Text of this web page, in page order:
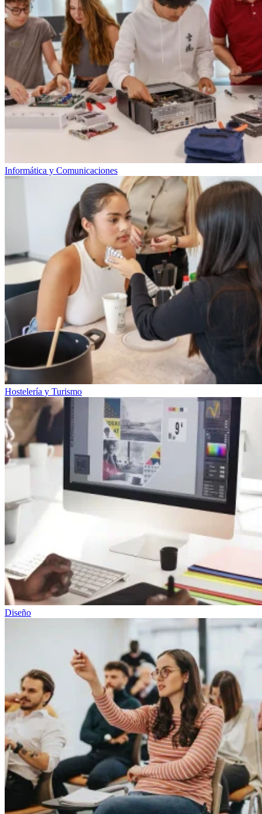
Informática y Comunicaciones
Hostelería y Turismo
Diseño